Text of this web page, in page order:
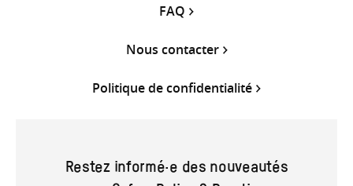
FAQ
Nous contacter
Politique de confidentialité
Restez informé·e des nouveautés